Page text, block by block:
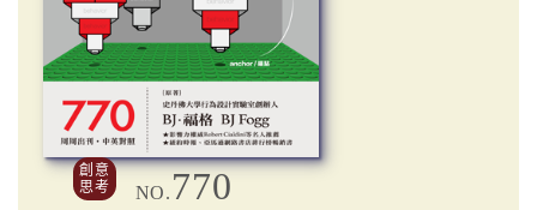
創意
思考
NO. 770